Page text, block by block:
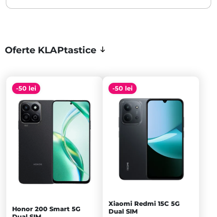
Oferte KLAPtastice
-50 lei
Honor 200 Smart 5G
-50 lei
Xiaomi Redmi 15C 5G
Dual SIM